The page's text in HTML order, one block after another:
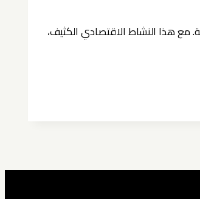
مع هذا النشاط الاقتصادي الكثيف،